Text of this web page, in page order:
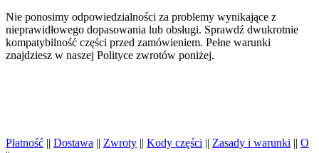
Nie ponosimy odpowiedzialności za problemy wynikające z
nieprawidłowego dopasowania lub obsługi. Sprawdź dwukrotnie
kompatybilność części przed zamówieniem. Pełne warunki
znajdziesz w naszej Polityce zwrotów poniżej.
Płatność || Dostawa || Zwroty || Kody części || Zasady i warunki || O